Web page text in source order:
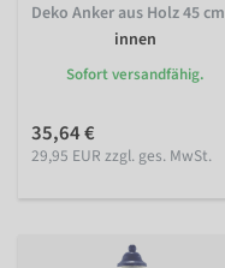
Deko Anker aus Holz 45 cm
innen
Sofort versandfähig.
35,64 €
29,95 EUR zzgl. ges. MwSt.